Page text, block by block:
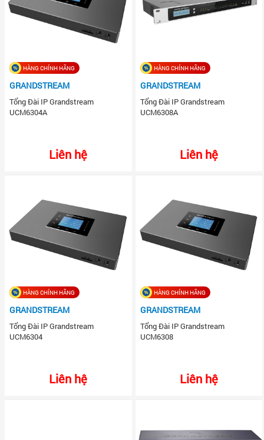
HÀNG CHÍNH HÃNG
GRANDSTREAM
Tổng Đài IP Grandstream
UCM6304A
Liên hệ
HÀNG CHÍNH HÃNG
GRANDSTREAM
Tổng Đài IP Grandstream
UCM6308A
Liên hệ
HÀNG CHÍNH HÃNG
GRANDSTREAM
Tổng Đài IP Grandstream
UCM6304
Liên hệ
HÀNG CHÍNH HÃNG
GRANDSTREAM
Tổng Đài IP Grandstream
UCM6308
Liên hệ